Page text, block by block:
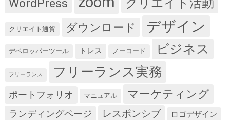
WordPress クリエイト活動
クリエイト通貨 ダウンロード デザイン
デベロッパーツール トレス ノーコード ビジネス
フリーランス フリーランス実務
ポートフォリオ マニュアル マーケティング
ランディングページ レスポンシブ ロゴデザイン